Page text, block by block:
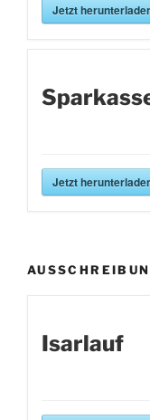
Jetzt
Jetzt
Isarlauf